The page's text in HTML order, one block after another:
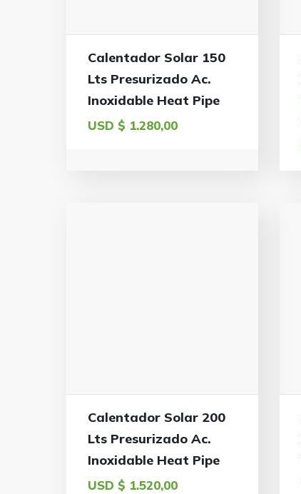
Calentador Solar 150
Lts Presurizado Ac.
Inoxidable Heat Pipe
USD $ 1.280,00
Calentador Solar 200
Lts Presurizado Ac.
Inoxidable Heat Pipe
USD $ 1.520,00